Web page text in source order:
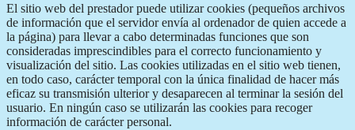
El sitio web del prestador puede utilizar cookies (pequeños archivos
de información que el servidor envía al ordenador de quien accede a
la página) para llevar a cabo determinadas funciones que son
consideradas imprescindibles para el correcto funcionamiento y
visualización del sitio. Las cookies utilizadas en el sitio web tienen,
en todo caso, carácter temporal con la única finalidad de hacer más
eficaz su transmisión ulterior y desaparecen al terminar la sesión del
usuario. En ningún caso se utilizarán las cookies para recoger
información de carácter personal.